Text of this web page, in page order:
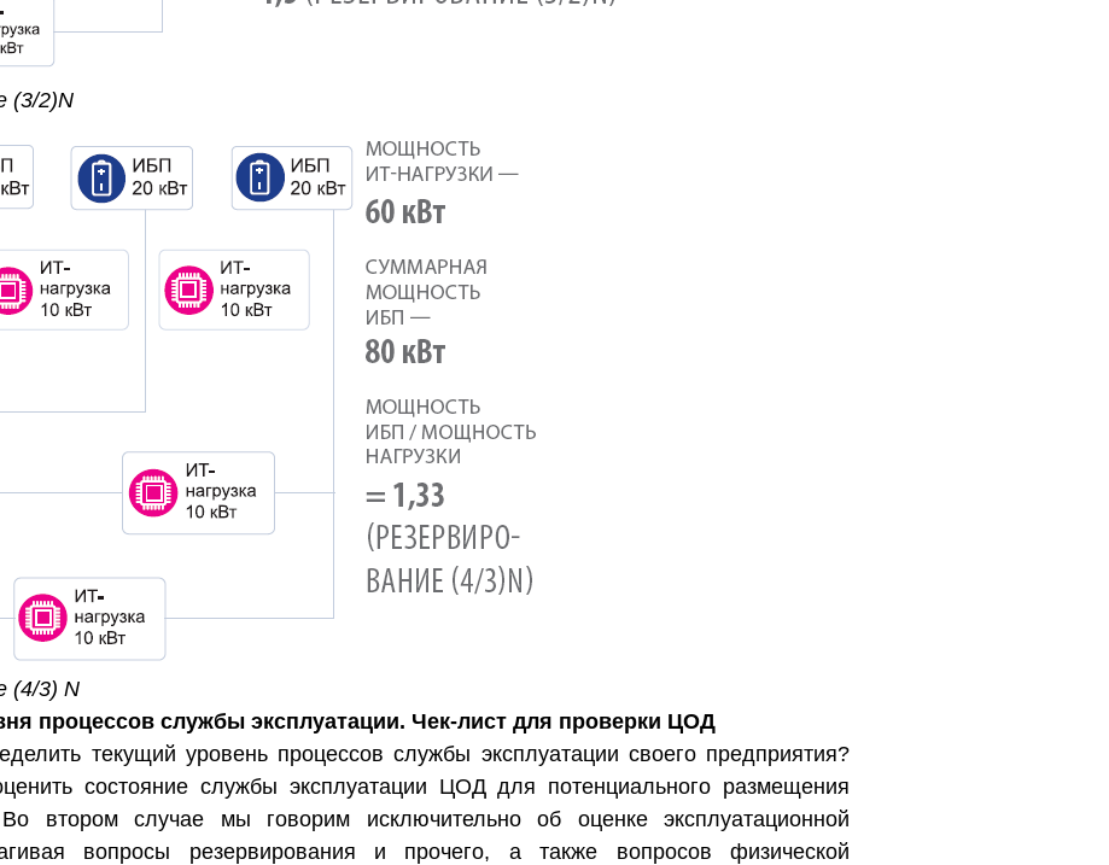
(3/2)N
(4/3) N
процессов службы эксплуатации. Чек-лист для проверки ЦОД
текущий уровень процессов службы эксплуатации своего предприятия?
состояние службы эксплуатации ЦОД для потенциального размещения
втором случае мы говорим исключительно об оценке эксплуатационной
вопросы резервирования и прочего, а также вопросов физической